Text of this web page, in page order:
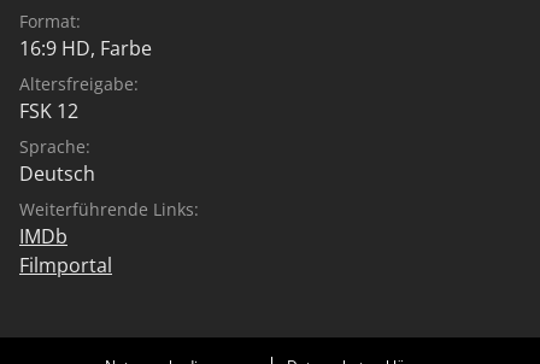
Format:
16:9 HD, Farbe
Altersfreigabe:
FSK 12
Sprache:
Deutsch
Weiterführende Links:
IMDb
Filmportal